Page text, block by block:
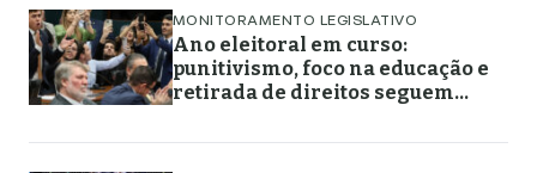
MONITORAMENTO LEGISLATIVO
Ano eleitoral em curso:
punitivismo, foco na educação e
retirada de direitos seguem
2026